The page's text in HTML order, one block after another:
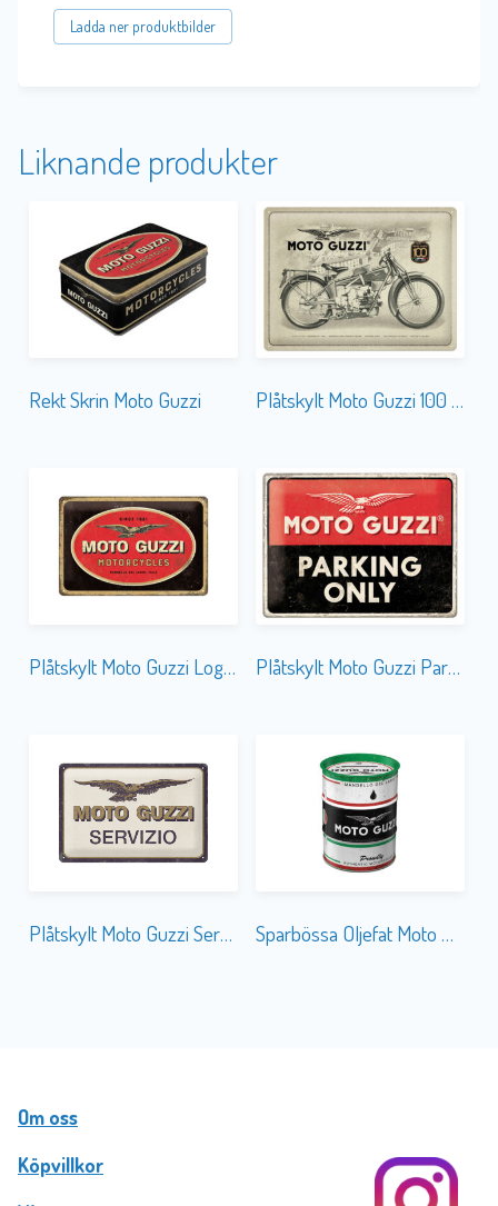
Ladda ner produktbilder
Liknande produkter
Rekt Skrin Moto Guzzi Plåtskylt Moto Guzzi 100 Years 30×40
Plåtskylt Moto Guzzi Logo 20×30 Plåtskylt Moto Guzzi Parking Only 30×40
Plåtskylt Moto Guzzi Servizio 20×30 Sparbössa Oljefat Moto Guzzi
Om oss
Köpvillkor